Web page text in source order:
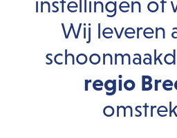
Wij leveren
regio